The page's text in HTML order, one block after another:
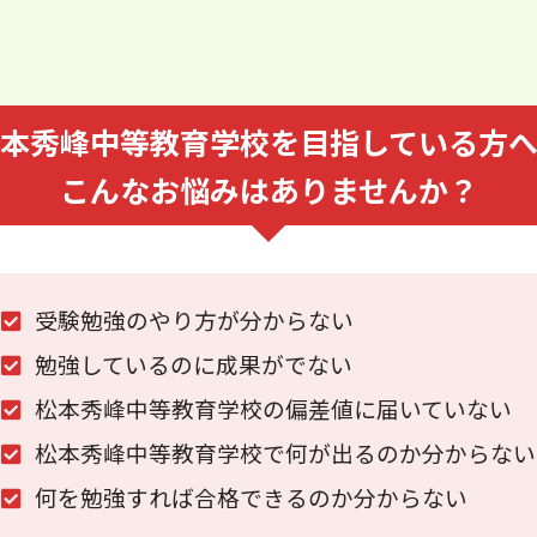
秀峰中等教育学校を⽬指している⽅
こんなお悩みはありませんか？
受験勉強のやり⽅が分からない
勉強しているのに成果がでない
松本秀峰中等教育学校の偏差値に届いていない
松本秀峰中等教育学校で何が出るのか分からない
何を勉強すれば合格できるのか分からない